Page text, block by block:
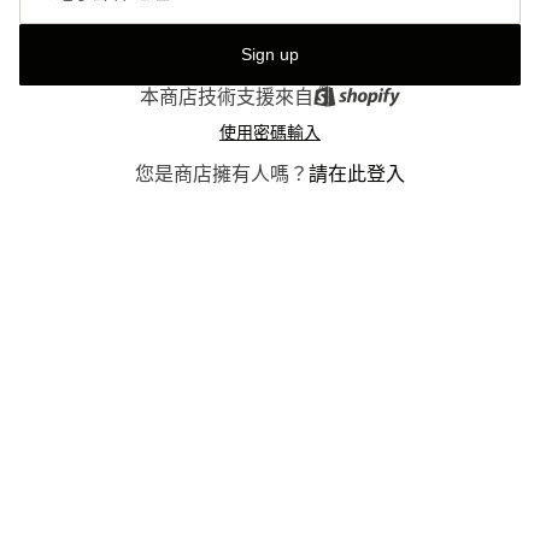
Sign up
本商店技術支援來自
使用密碼輸入
您是商店擁有人嗎？ 請在此登入